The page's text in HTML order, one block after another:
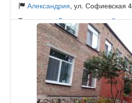
Александрия, ул. Софиевская
Тип садика:Государственный